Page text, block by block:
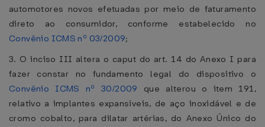
automotores novos efetuadas por meio de faturamento
direto ao consumidor, conforme estabelecido no
Convênio ICMS nº 03/2009;
3. O inciso III altera o caput do art. 14 do Anexo I para
fazer constar no fundamento legal do dispositivo o
Convênio ICMS nº 30/2009 que alterou o item 191,
relativo a implantes expansíveis, de aço inoxidável e de
cromo cobalto, para dilatar artérias, do Anexo Único do